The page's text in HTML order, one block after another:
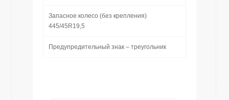
Запасное колесо (без крепления)
445/45R19,5
Предупредительный знак – треугольник